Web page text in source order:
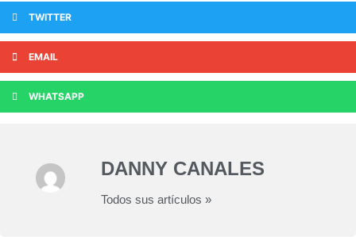
TWITTER
EMAIL
WHATSAPP
DANNY CANALES
Todos sus artículos »